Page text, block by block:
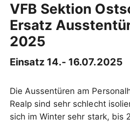
VFB Sektion
Ersatz
2025
Einsatz 14.- 16.07.2025
Die Aussentüren am
Realp sind sehr schlecht
sich im Winter sehr stark, bis